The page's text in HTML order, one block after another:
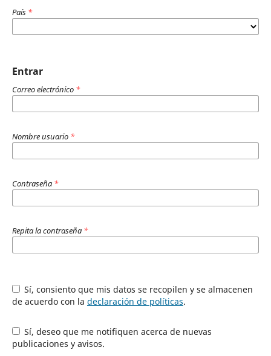
País *
Entrar
Correo electrónico *
Nombre usuario *
Contraseña *
Repita la contraseña *
Sí, consiento que mis datos se recopilen y se almacenen
de acuerdo con la declaración de políticas.
Sí, deseo que me notifiquen acerca de nuevas
publicaciones y avisos.